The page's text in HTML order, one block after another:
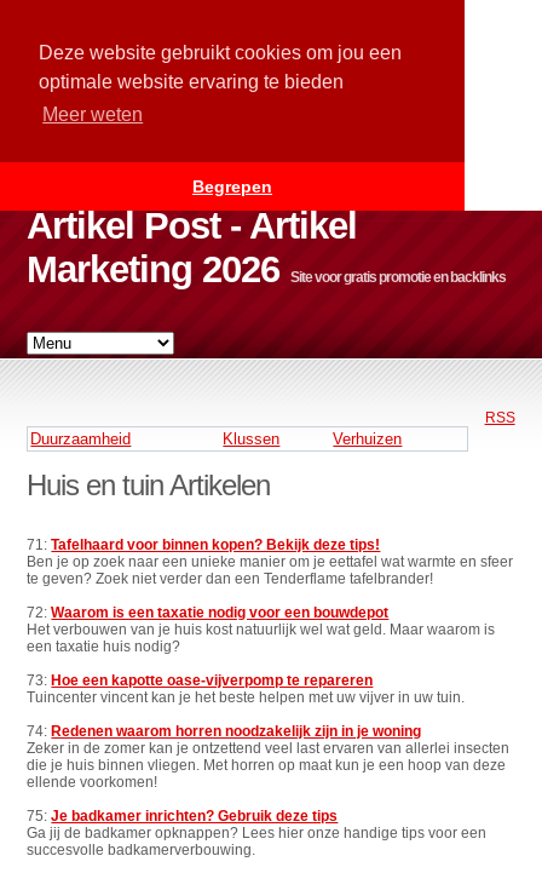
Deze website gebruikt cookies om jou een
optimale website ervaring te bieden
Meer weten
Begrepen
Artikel Post - Artikel
Marketing 2026
Site voor gratis promotie en backlinks
RSS
Duurzaamheid Klussen Verhuizen
Huis en tuin Artikelen
71:Tafelhaard voor binnen kopen? Bekijk deze tips!
Ben je op zoek naar een unieke manier om je eettafel wat warmte en sfeer
te geven? Zoek niet verder dan een Tenderflame tafelbrander!
72:Waarom is een taxatie nodig voor een bouwdepot
Het verbouwen van je huis kost natuurlijk wel wat geld. Maar waarom is
een taxatie huis nodig?
73:Hoe een kapotte oase-vijverpomp te repareren
Tuincenter vincent kan je het beste helpen met uw vijver in uw tuin.
74:Redenen waarom horren noodzakelijk zijn in je woning
Zeker in de zomer kan je ontzettend veel last ervaren van allerlei insecten
die je huis binnen vliegen. Met horren op maat kun je een hoop van deze
ellende voorkomen!
75:Je badkamer inrichten? Gebruik deze tips
Ga jij de badkamer opknappen? Lees hier onze handige tips voor een
succesvolle badkamerverbouwing.